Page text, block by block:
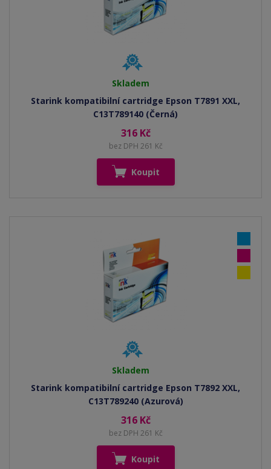
Skladem
Starink kompatibilní cartridge Epson T7891 XXL,
C13T789140 (Černá)
316 Kč
bez DPH 261 Kč
Koupit
Skladem
Starink kompatibilní cartridge Epson T7892 XXL,
C13T789240 (Azurová)
316 Kč
bez DPH 261 Kč
Koupit